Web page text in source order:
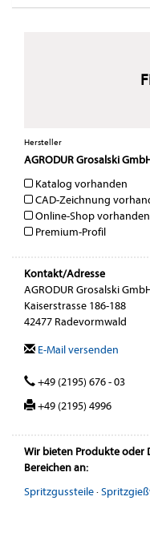
Hersteller
AGRODUR Grosalski
Katalog vorhanden
CAD-Zeichnung
Online-Shop vorhanden
Premium-Profil
Kontakt/Adresse
AGRODUR Grosalski
Kaiserstrasse 186-188
42477 Radevormwald
E-Mail versenden
+49 (2195) 676 - 03
+49 (2195) 4996
Wir bieten Produkte oder
Bereichen an:
Spritzgussteile·